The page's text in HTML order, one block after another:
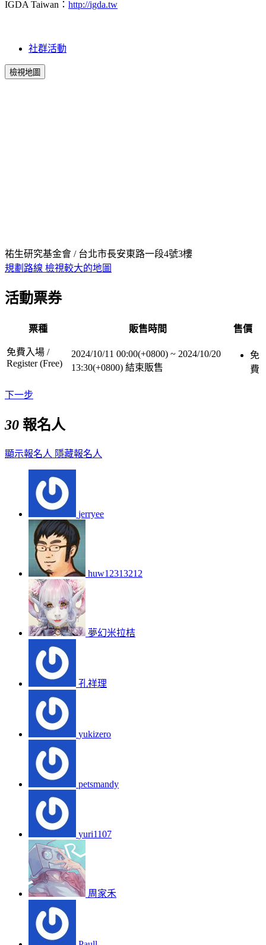
IGDA Taiwan： http://igda.tw
社群活動
檢視地圖
祐生研究基金會 / 台北市長安東路一段4號3樓
規劃路線 檢視較大的地圖
活動票券
票種 販售時間 售價
免費入場 /
Register (Free)
2024/10/11 00:00(+0800) ~ 2024/10/20
13:30(+0800) 結束販售
免
費
下一步
30 報名人
顯示報名人 隱藏報名人
jerryee
huw12313212
夢幻米拉桔
孔祥理
yukizero
petsmandy
yuri1107
周家禾